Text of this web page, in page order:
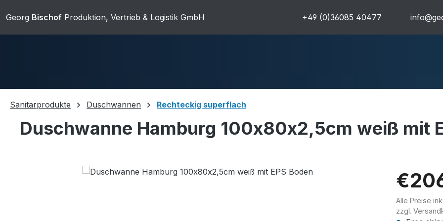
to main content
Skip to search
Skip to main navigation
Georg Bischof Produktion, Vertrieb & Logistik GmbH +49 (0)36085 40477
Duschwannen Ablaufgarnituren Komplettpakete
Sanitärkeramik
Sanitärprodukte Duschwannen Rechteckig superflach
Duschwanne Hamburg 100x80x2,5cm weiß mit
Skip image gallery
Alle Preise
zzgl.